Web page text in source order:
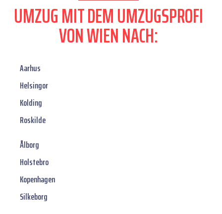
UMZUG MIT DEM UMZUGSPROFI
VON WIEN NACH:
Aarhus
Helsingor
Kolding
Roskilde
Ålborg
Holstebro
Kopenhagen
Silkeborg